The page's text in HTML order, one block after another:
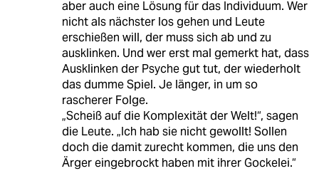
aber auch eine Lösung für das Individuum. Wer
nicht als nächster los gehen und Leute
erschießen will, der muss sich ab und zu
ausklinken. Und wer erst mal gemerkt hat, dass
Ausklinken der Psyche gut tut, der wiederholt
das dumme Spiel. Je länger, in um so
rascherer Folge.
„Scheiß auf die Komplexität der Welt!“, sagen
die Leute. „Ich hab sie nicht gewollt! Sollen
doch die damit zurecht kommen, die uns den
Ärger eingebrockt haben mit ihrer Gockelei.“